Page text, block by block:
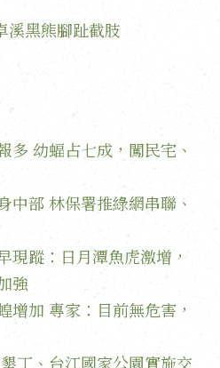
溪黑熊腳趾截肢
多 幼蝠占七成，闖民宅、
中部 林保署推綠網串聯、
現蹤：日月潭魚虎激增，
強
增加 專家：目前無危害，
丁、台江國家公園實施交